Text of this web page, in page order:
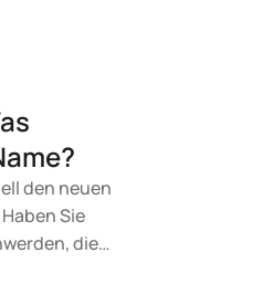
den neuen
Sie
die
sich